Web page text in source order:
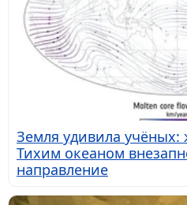
Земля удивила учёных:
Тихим океаном
направление